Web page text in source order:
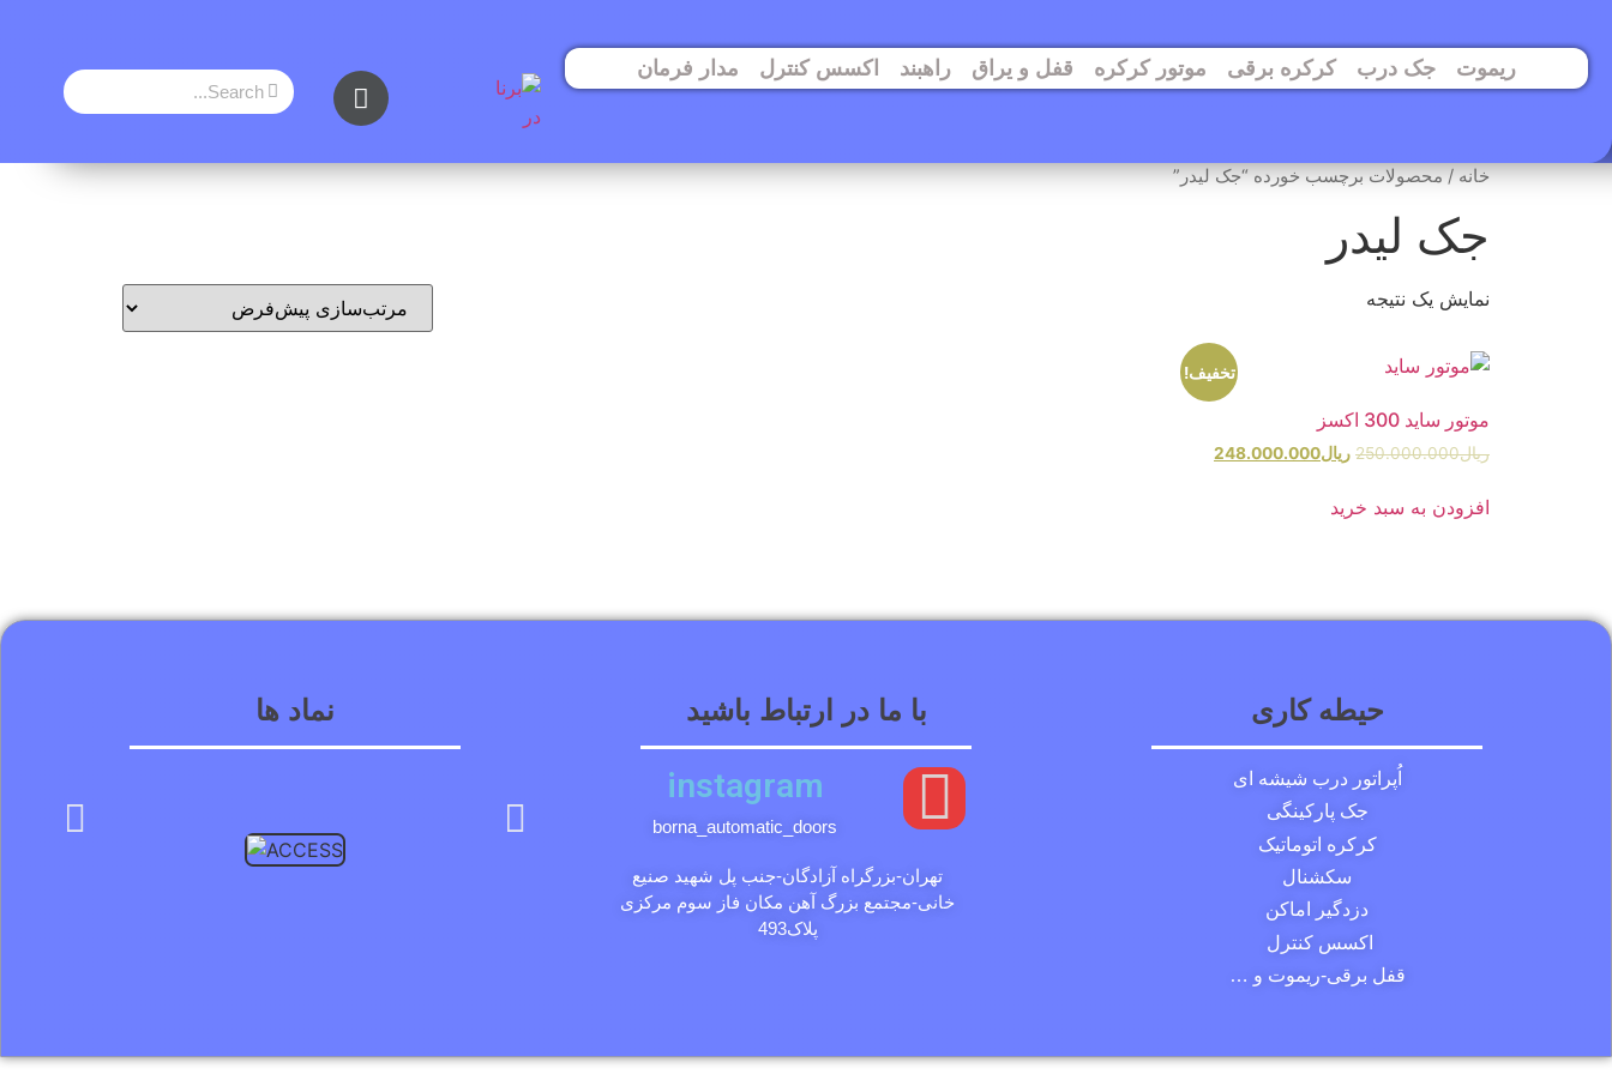
ریموت جک درب کرکره برقی موتور کرکره قفل و یراق راهبند اکسس کنترل مدار فرمان
خانه/ محصولات برچسب خورده “جک لیدر”
جک لیدر
نمایش یک نتیجه
تخفیف!
موتور ساید 300 اکسز
ریال250.000.000 ریال248.000.000
افزودن به سبد خرید
حیطه کاری
اُپراتور درب شیشه ای
جک پارکینگی
کرکره اتوماتیک
سکشنال
دزدگیر اماکن
اکسس کنترل
قفل برقی-ریموت و …
با ما در ارتباط باشید
instagram
borna_automatic_doors
تهران-بزرگراه آزادگان-جنب پل شهید صنیع
خانی-مجتمع بزرگ آهن مکان فاز سوم مرکزی
پلاک493
نماد ها